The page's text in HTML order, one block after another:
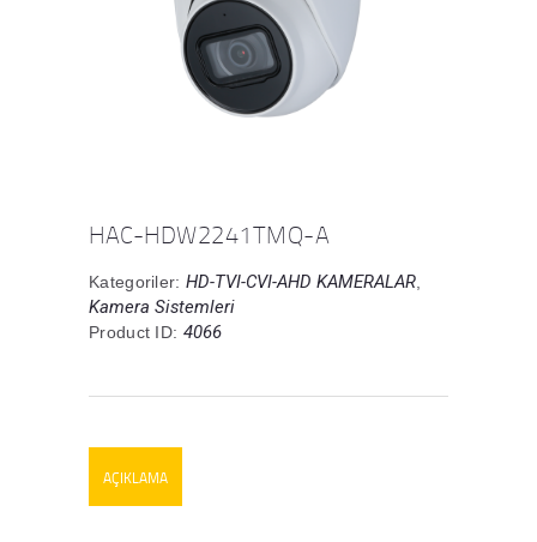
HAC-HDW2241TMQ-A
Kategoriler: HD-TVI-CVI-AHD KAMERALAR,
Kamera Sistemleri
Product ID: 4066
AÇIKLAMA